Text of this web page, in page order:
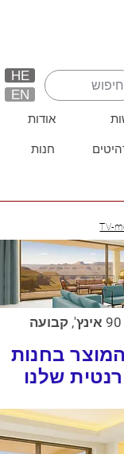
HE
EN
אודות
חנות
TV-
בחנות
שלנו